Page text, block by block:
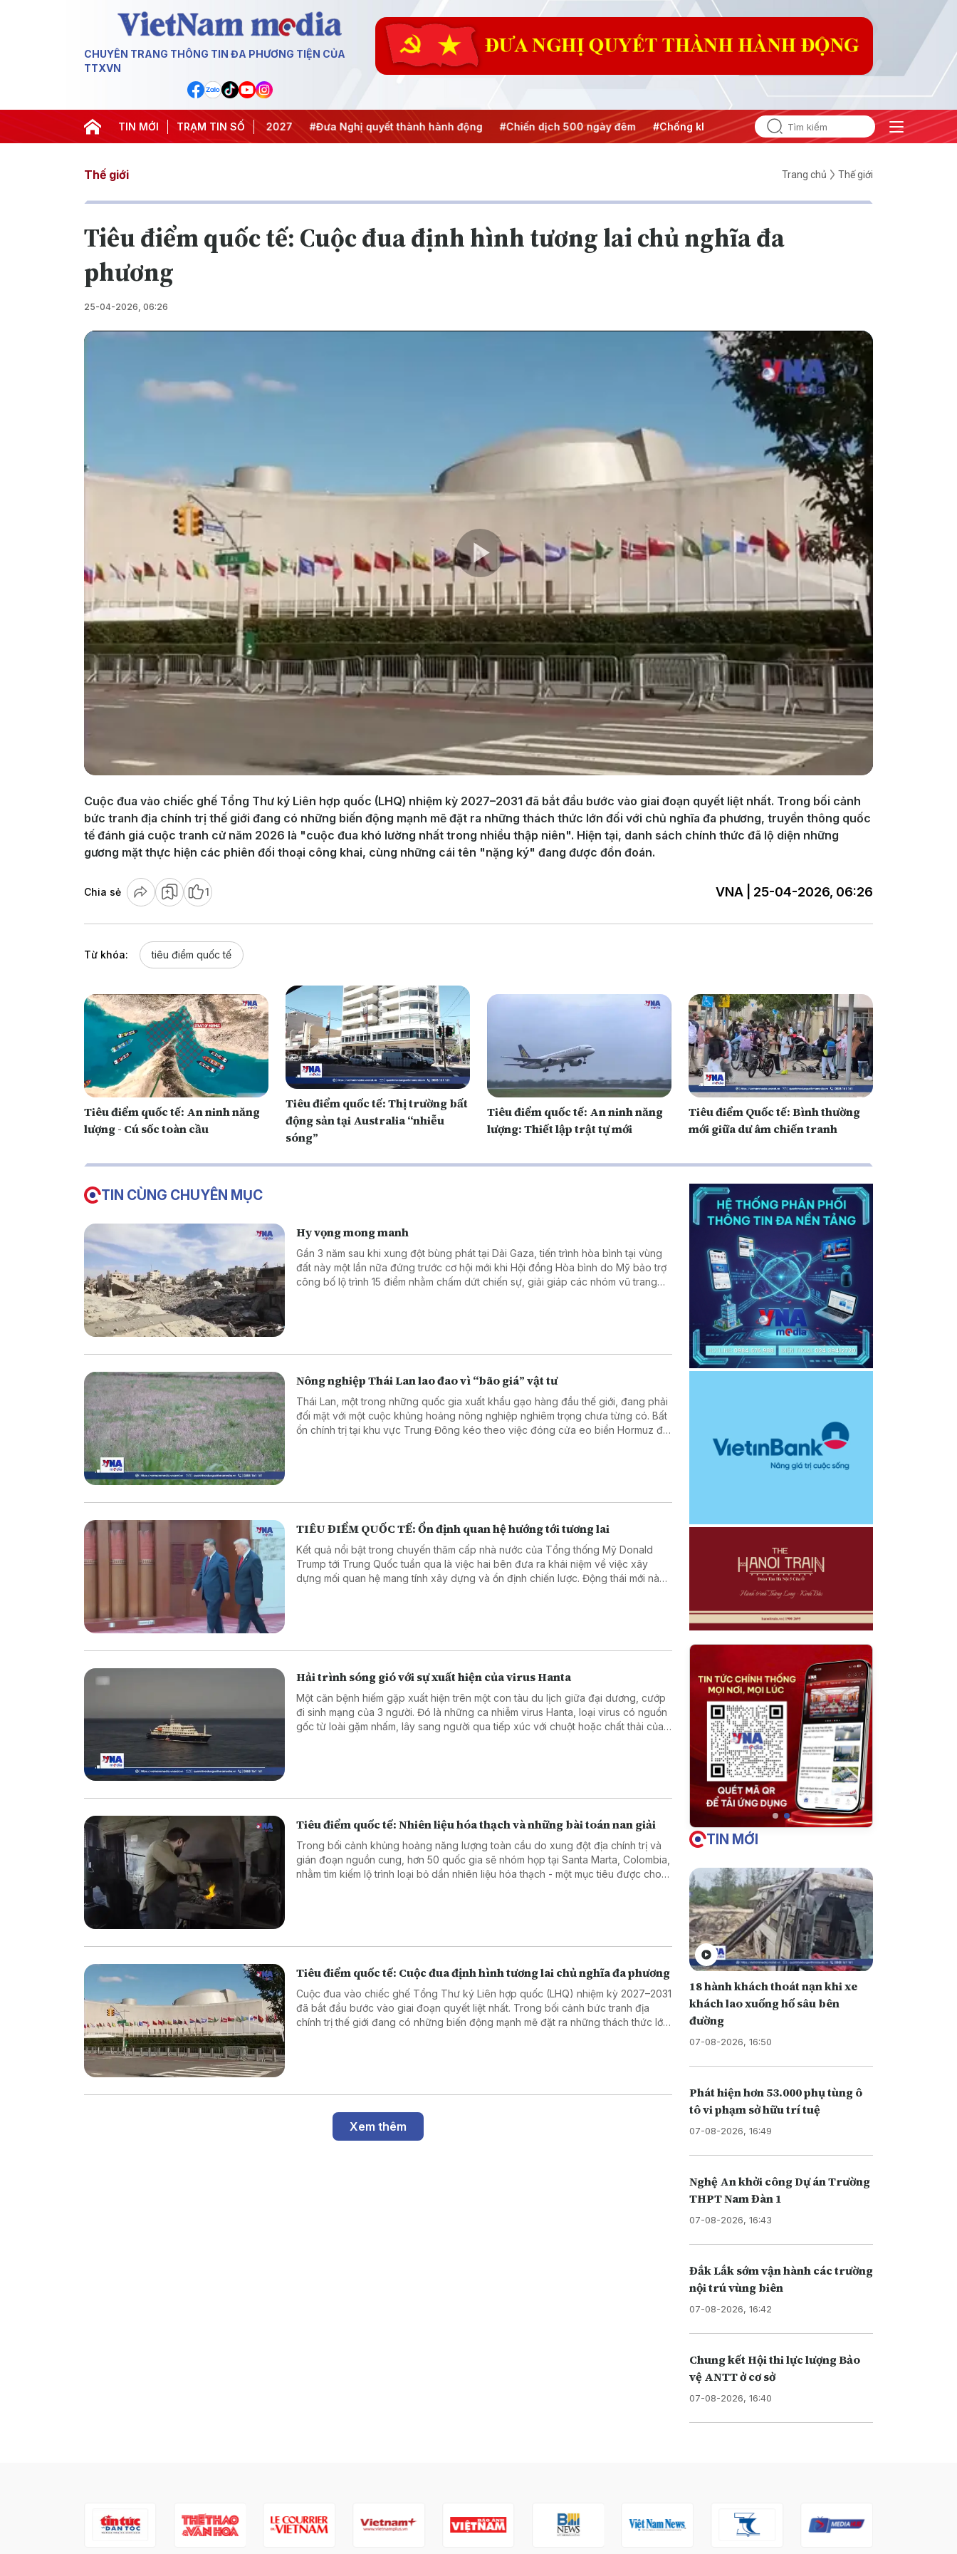
CHUYÊN TRANG THÔNG TIN ĐA PHƯƠNG TIỆN CỦA
TTXVN
TIN MỚI TRẠM TIN SỐ
#Hội nghị Trung ương 3 #APEC 2027 #Đưa Nghị quyết thành hành động #Chiến dịch 500 ngày đêm #Chống khai thác IUU #Căng thẳng Trung Đông #An ninh
Thế giới Trang chủ Thế giới
Tiêu điểm quốc tế: Cuộc đua định hình tương lai chủ nghĩa đa
phương
25-04-2026, 06:26
Play
Video
Cuộc đua vào chiếc ghế Tổng Thư ký Liên hợp quốc (LHQ) nhiệm kỳ 2027–2031 đã bắt đầu bước vào giai đoạn quyết liệt nhất. Trong bối cảnh
bức tranh địa chính trị thế giới đang có những biến động mạnh mẽ đặt ra những thách thức lớn đối với chủ nghĩa đa phương, truyền thông quốc
tế đánh giá cuộc tranh cử năm 2026 là "cuộc đua khó lường nhất trong nhiều thập niên". Hiện tại, danh sách chính thức đã lộ diện những
gương mặt thực hiện các phiên đối thoại công khai, cùng những cái tên "nặng ký" đang được đồn đoán.
Chia sẻ 1 VNA | 25-04-2026, 06:26
Từ khóa: tiêu điểm quốc tế
Tiêu điểm quốc tế: An ninh năng
lượng - Cú sốc toàn cầu
Tiêu điểm quốc tế: Thị trường bất
động sản tại Australia “nhiễu
sóng”
Tiêu điểm quốc tế: An ninh năng
lượng: Thiết lập trật tự mới
Tiêu điểm Quốc tế: Bình thường
mới giữa dư âm chiến tranh
TIN CÙNG CHUYÊN MỤC
Hy vọng mong manh
Gần 3 năm sau khi xung đột bùng phát tại Dải Gaza, tiến trình hòa bình tại vùng
đất này một lần nữa đứng trước cơ hội mới khi Hội đồng Hòa bình do Mỹ bảo trợ
công bố lộ trình 15 điểm nhằm chấm dứt chiến sự, giải giáp các nhóm vũ trang
thi vẫn còn bỏ ngỏ.
Nông nghiệp Thái Lan lao đao vì “bão giá” vật tư
Thái Lan, một trong những quốc gia xuất khẩu gạo hàng đầu thế giới, đang phải
đối mặt với một cuộc khủng hoảng nông nghiệp nghiêm trọng chưa từng có. Bất
ổn chính trị tại khu vực Trung Đông kéo theo việc đóng cửa eo biển Hormuz đã
TIÊU ĐIỂM QUỐC TẾ: Ổn định quan hệ hướng tới tương lai
Kết quả nổi bật trong chuyến thăm cấp nhà nước của Tổng thống Mỹ Donald
Trump tới Trung Quốc tuần qua là việc hai bên đưa ra khái niệm về việc xây
dựng mối quan hệ mang tính xây dựng và ổn định chiến lược. Động thái mới này
Hải trình sóng gió với sự xuất hiện của virus Hanta
Một căn bệnh hiếm gặp xuất hiện trên một con tàu du lịch giữa đại dương, cướp
đi sinh mạng của 3 người. Đó là những ca nhiễm virus Hanta, loại virus có nguồn
gốc từ loài gặm nhấm, lây sang người qua tiếp xúc với chuột hoặc chất thải của
Tiêu điểm quốc tế: Nhiên liệu hóa thạch và những bài toán nan giải
Trong bối cảnh khủng hoảng năng lượng toàn cầu do xung đột địa chính trị và
gián đoạn nguồn cung, hơn 50 quốc gia sẽ nhóm họp tại Santa Marta, Colombia,
nhằm tìm kiếm lộ trình loại bỏ dần nhiên liệu hóa thạch - một mục tiêu được cho
Tiêu điểm quốc tế: Cuộc đua định hình tương lai chủ nghĩa đa phương
Cuộc đua vào chiếc ghế Tổng Thư ký Liên hợp quốc (LHQ) nhiệm kỳ 2027–2031
đã bắt đầu bước vào giai đoạn quyết liệt nhất. Trong bối cảnh bức tranh địa
chính trị thế giới đang có những biến động mạnh mẽ đặt ra những thách thức lớn
Xem thêm
TIN MỚI
18 hành khách thoát nạn khi xe
khách lao xuống hố sâu bên
đường
07-08-2026, 16:50
Phát hiện hơn 53.000 phụ tùng ô
tô vi phạm sở hữu trí tuệ
07-08-2026, 16:49
Nghệ An khởi công Dự án Trường
THPT Nam Đàn 1
07-08-2026, 16:43
Đắk Lắk sớm vận hành các trường
nội trú vùng biên
07-08-2026, 16:42
Chung kết Hội thi lực lượng Bảo
vệ ANTT ở cơ sở
07-08-2026, 16:40